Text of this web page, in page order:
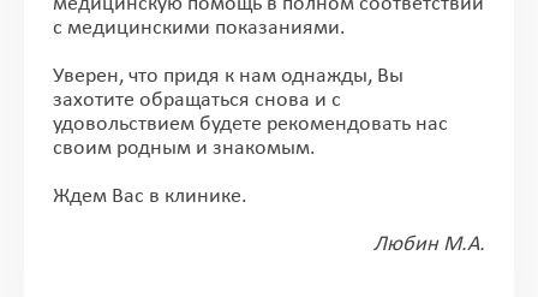
с медицинскими показаниями.
Уверен, что придя к нам однажды, Вы
захотите обращаться снова и с
удовольствием будете рекомендовать нас
своим родным и знакомым.
Ждем Вас в клинике.
Любин М.А.